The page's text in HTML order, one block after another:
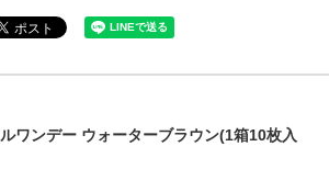
ワンデー ウォーターブラウン(1箱10枚入